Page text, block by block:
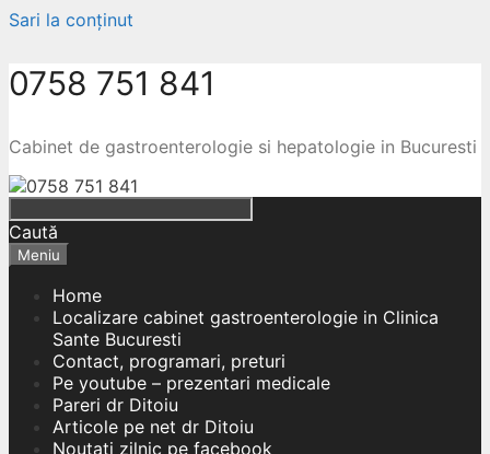
Sari la conținut
0758 751 841
Cabinet de gastroenterologie si hepatologie in Bucuresti
Caută
Meniu
Home
Localizare cabinet gastroenterologie in Clinica
Sante Bucuresti
Contact, programari, preturi
Pe youtube – prezentari medicale
Pareri dr Ditoiu
Articole pe net dr Ditoiu
Noutati zilnic pe facebook